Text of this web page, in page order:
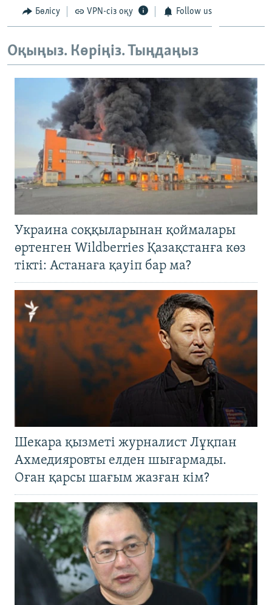
Бөлісу VPN-сіз оқу Follow us
Оқыңыз. Көріңіз. Тыңдаңыз
Украина соққыларынан қоймалары
өртенген Wildberries Қазақстанға көз
тікті: Астанаға қауіп бар ма?
Шекара қызметі журналист Лұқпан
Ахмедияровты елден шығармады.
Оған қарсы шағым жазған кім?